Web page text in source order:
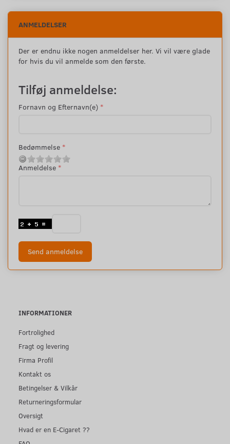
ANMELDELSER
Der er endnu ikke nogen anmeldelser her. Vi vil være glade
for hvis du vil anmelde som den første.
Tilføj anmeldelse:
Fornavn og Efternavn(e)
Bedømmelse
Anmeldelse
Send anmeldelse
INFORMATIONER
Fortrolighed
Fragt og levering
Firma Profil
Kontakt os
Betingelser & Vilkår
Returneringsformular
Oversigt
Hvad er en E-Cigaret ??